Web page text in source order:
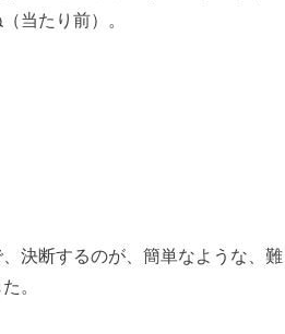
当たり前）。
決断するのが、簡単なような、難
。